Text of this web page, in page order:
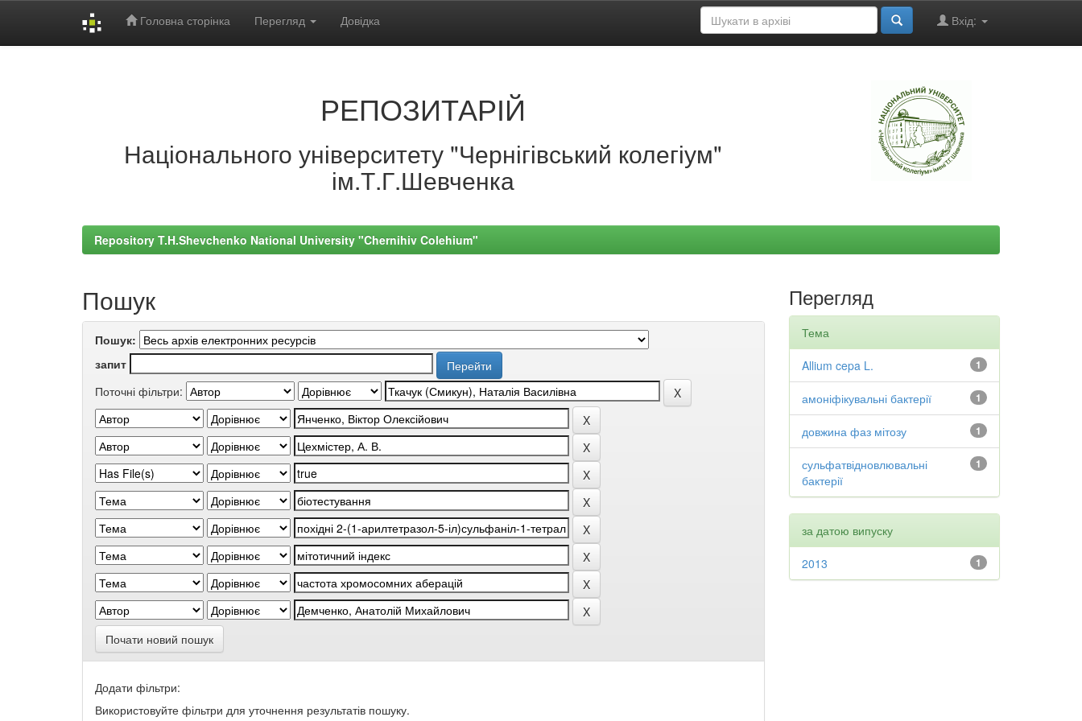
Головна сторінка Перегляд Довідка Вхід:
РЕПОЗИТАРІЙ
Національного університету "Чернігівський колегіум"
ім.Т.Г.Шевченка
Repository T.H.Shevchenko National University "Chernihiv Colehium"
Пошук
Пошук:
запит
Поточні фільтри:
Почати новий пошук
Додати фільтри:
Використовуйте фільтри для уточнення результатів пошуку.
Перегляд
Тема
1
Allium cepa L.
1
амоніфікувальні бактерії
1
довжина фаз мітозу
1
сульфатвідновлювальні
бактерії
за датою випуску
1
2013